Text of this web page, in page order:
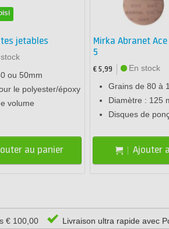
jetables
ou 50mm
le polyester/époxy
volume
au panier
Mirka Abranet
5
€ 5,99
En stock
Grains de 80 à
Diamètre : 125
Disques de
Ajouter
€ 100,00 Livraison ultra rapide avec